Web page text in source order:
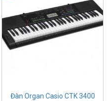
Đàn Organ Casio CTK 3400